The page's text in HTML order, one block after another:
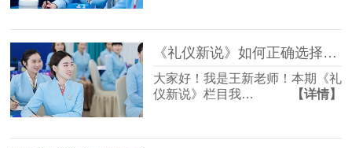
《礼仪新说》如何正确选择颁发礼仪培训师证书的考证机构
大家好！我是王新老师！本期《礼
仪新说》栏目我…
【详情】